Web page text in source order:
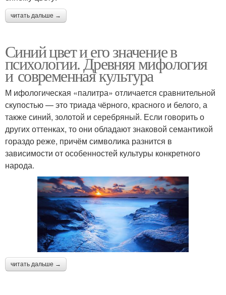
читать дальше →
Синий цвет и его значение в
психологии. Древняя мифология
и современная культура
М ифологическая «палитра» отличается сравнительной
скупостью — это триада чёрного, красного и белого, а
также синий, золотой и серебряный. Если говорить о
других оттенках, то они обладают знаковой семантикой
гораздо реже, причём символика разнится в
зависимости от особенностей культуры конкретного
народа.
читать дальше →